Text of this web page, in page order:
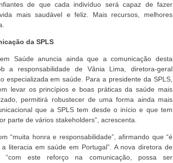
de que cada indivíduo será capaz de fazer
mais saudável e feliz. Mais recursos, melhores
da SPLS
Saúde anuncia ainda que a comunicação desta
a responsabilidade de Vânia Lima, diretora-geral
especializada em saúde. Para a presidente da SPLS,
levar os princípios e boas práticas da saúde mais
permitirá robustecer de uma forma ainda mais
que a SPLS tem desde o início e que tem
parte de vários stakeholders”, acrescenta.
“muita honra e responsabilidade”, afirmando que “é
literacia em saúde em Portugal”. A nova diretora de
“com este reforço na comunicação, possa ser